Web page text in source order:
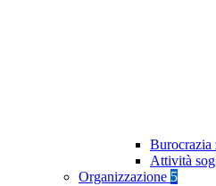
Burocrazia
Attività
Organizzazione 5